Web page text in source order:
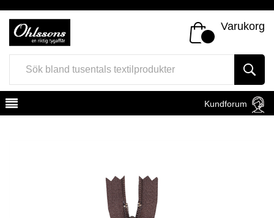
Varukorg
Kundforum